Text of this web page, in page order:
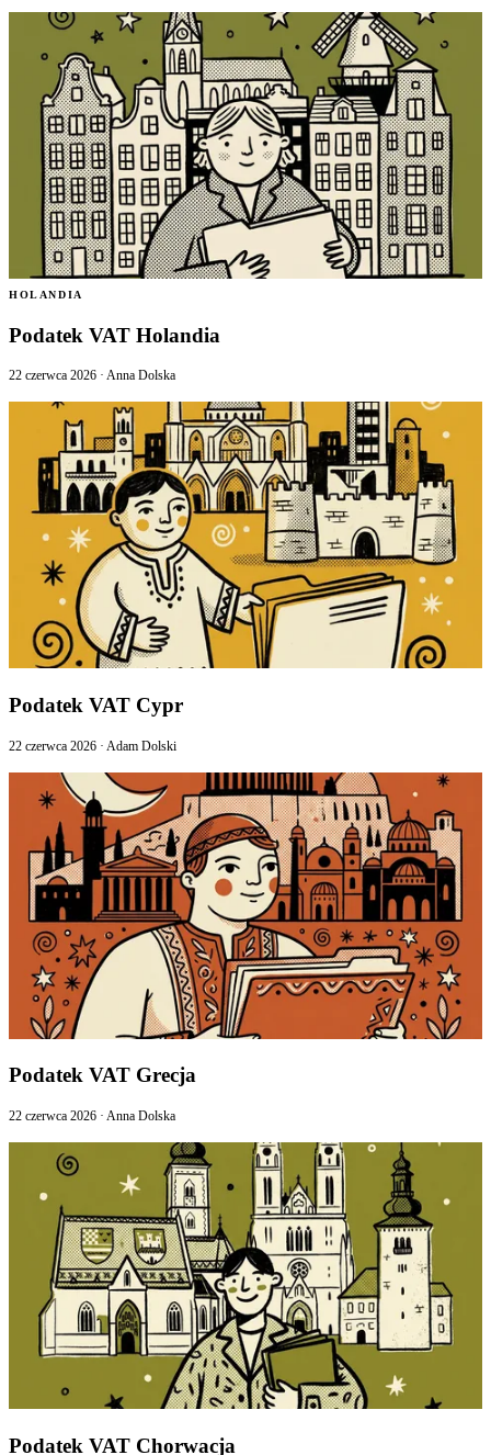
HOLANDIA
Podatek VAT Holandia
22 czerwca 2026 · Anna Dolska
Podatek VAT Cypr
22 czerwca 2026 · Adam Dolski
Podatek VAT Grecja
22 czerwca 2026 · Anna Dolska
Podatek VAT Chorwacja